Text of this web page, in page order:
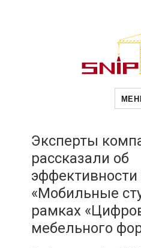
Эксперты
рассказали об
эффективности
«Мобильные
рамках
мебельного